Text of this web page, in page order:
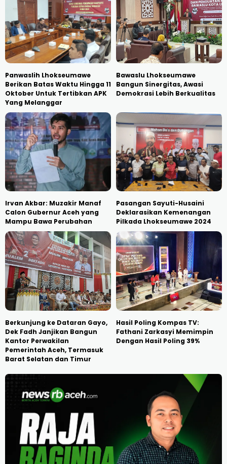
Panwaslih Lhokseumawe
Berikan Batas Waktu Hingga 11
Oktober Untuk Tertibkan APK
Yang Melanggar
Bawaslu Lhokseumawe
Bangun Sinergitas, Awasi
Demokrasi Lebih Berkualitas
Irvan Akbar: Muzakir Manaf
Calon Gubernur Aceh yang
Mampu Bawa Perubahan
Pasangan Sayuti-Husaini
Deklarasikan Kemenangan
Pilkada Lhokseumawe 2024
Berkunjung ke Dataran Gayo,
Dek Fadh Janjikan Bangun
Kantor Perwakilan
Pemerintah Aceh, Termasuk
Barat Selatan dan Timur
Hasil Poling Kompas TV:
Fathani Zarkasyi Memimpin
Dengan Hasil Poling 39%